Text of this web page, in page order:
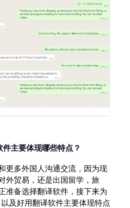
主要体现哪些特点？
更多外国人沟通交流，因为现
外贸易，还是出国留学，旅
准备选择翻译软件，接下来为
及好用翻译软件主要体现特点